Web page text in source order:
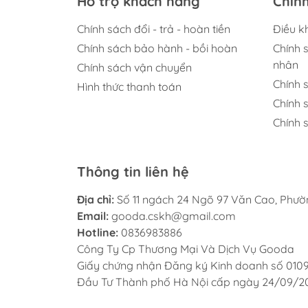
Chính sách đổi - trả - hoàn tiền
Chính sách bảo hành - bồi hoàn
Chính sách vận chuyển
Hình thức thanh toán
Điều
Chính
nhân
Chính
Chính
Chính
Thông tin liên hệ
Địa chỉ: Số 11 ngách 24 Ngõ 97 Văn Cao,
Email: gooda.cskh@gmail.com
Hotline: 0836983886
Công Ty Cp Thương Mại Và Dịch Vụ Gooda
Giấy chứng nhận Đăng ký Kinh doanh số
Đầu Tư Thành phố Hà Nội cấp ngày 24/09/